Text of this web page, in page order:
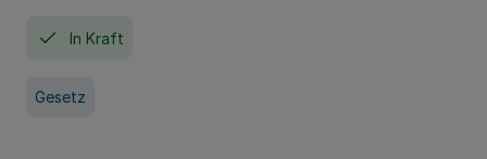
In Kraft
Gesetz